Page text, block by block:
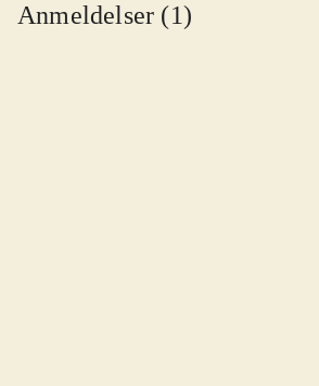
Anmeldelser (1)